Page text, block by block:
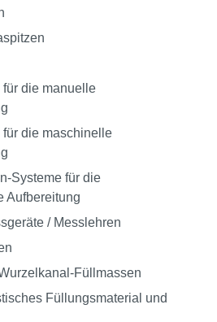
für die manuelle
für die maschinelle
Systeme für die
Aufbereitung
/ Messlehren
Füllmassen
Füllungsmaterial und